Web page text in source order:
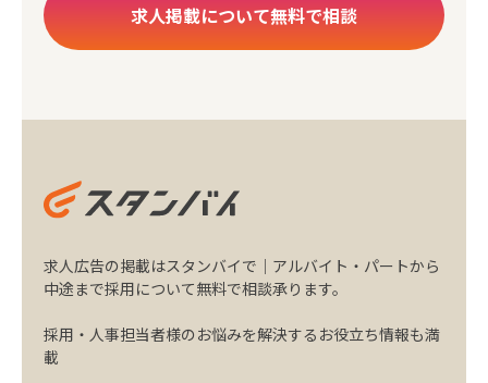
求人掲載について無料で相談
求人広告の掲載はスタンバイで｜アルバイト・パートから
中途まで採用について無料で相談承ります。
採用・人事担当者様のお悩みを解決するお役立ち情報も満
載